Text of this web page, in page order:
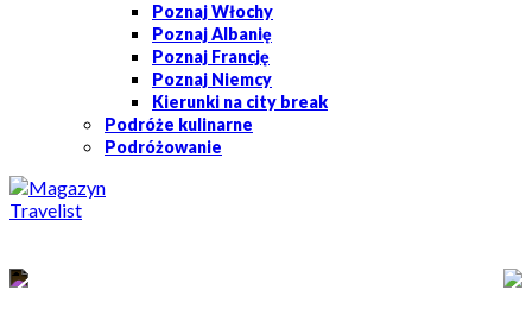
Poznaj Włochy
Poznaj Albanię
Poznaj Francję
Poznaj Niemcy
Kierunki na city break
Podróże kulinarne
Podróżowanie